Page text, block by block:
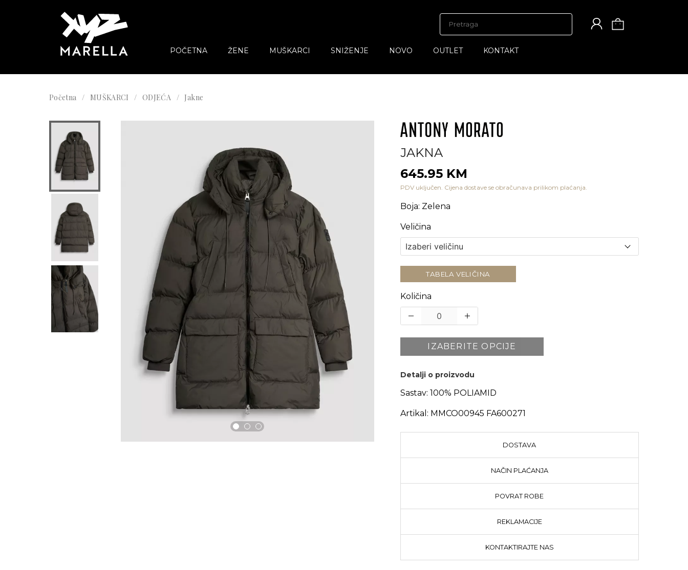
POČETNA ŽENE MUŠKARCI SNIŽENJE NOVO OUTLET KONTAKT
Početna MUŠKARCI ODJEĆA Jakne
JAKNA
645.95 KM
PDV uključen. Cijena dostave se obračunava prilikom plaćanja.
Boja: Zelena
Veličina
TABELA VELIČINA
Količina
IZABERITE OPCIJE
Detalji o proizvodu
Sastav: 100% POLIAMID
Artikal: MMCO00945 FA600271
DOSTAVA
NAČIN PLAĆANJA
POVRAT ROBE
REKLAMACIJE
KONTAKTIRAJTE NAS